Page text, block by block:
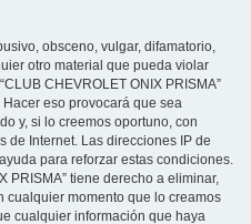
obsceno, vulgar, difamatorio,
otro material que pueda violar
CHEVROLET ONIX PRISMA”
eso provocará que sea
y, si lo creemos oportuno, con
de Internet. Las direcciones IP de
para reforzar estas condiciones.
PRISMA” tiene derecho a eliminar,
cualquier momento que lo creamos
cualquier información que haya